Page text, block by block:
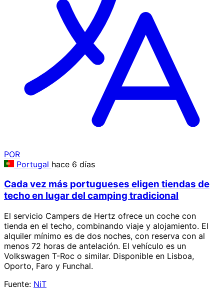
POR
Portugal hace 6 días
Cada vez más portugueses eligen tiendas de
techo en lugar del camping tradicional
El servicio Campers de Hertz ofrece un coche con
tienda en el techo, combinando viaje y alojamiento. El
alquiler mínimo es de dos noches, con reserva con al
menos 72 horas de antelación. El vehículo es un
Volkswagen T-Roc o similar. Disponible en Lisboa,
Oporto, Faro y Funchal.
Fuente: NiT